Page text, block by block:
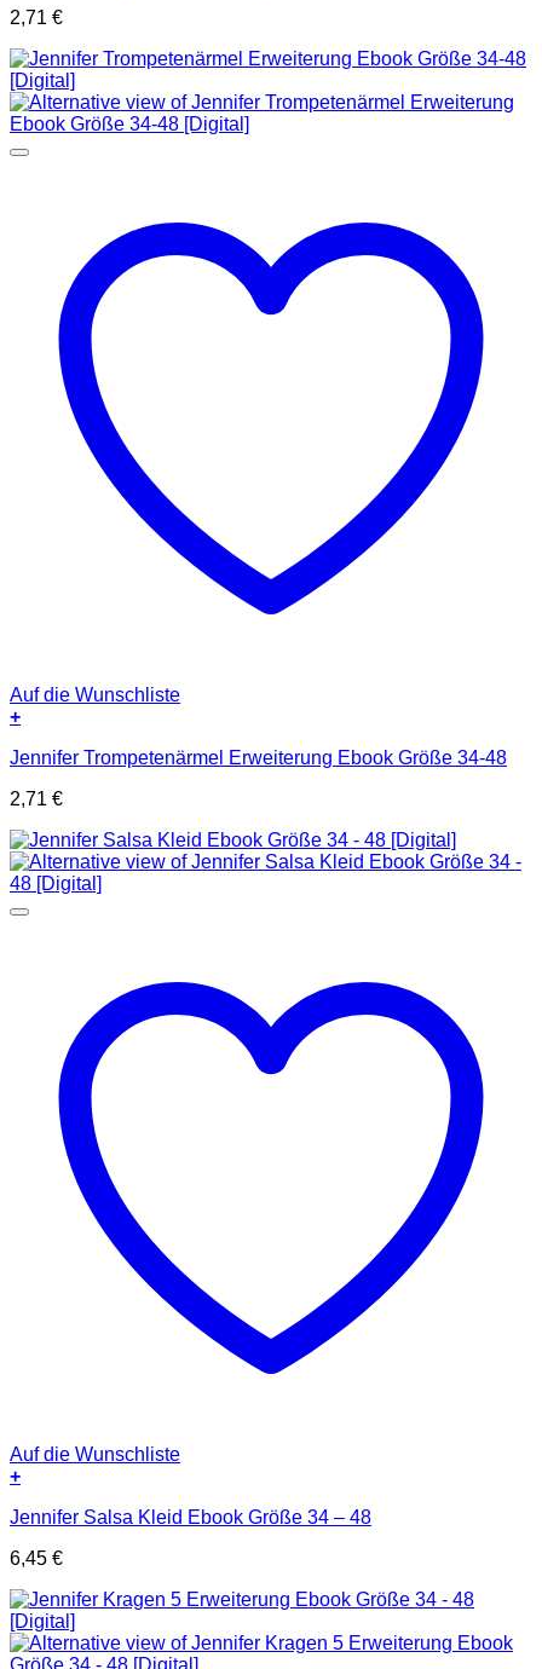
2,71 €
Auf die Wunschliste
+
Jennifer Trompetenärmel Erweiterung Ebook Größe 34-48
2,71 €
Auf die Wunschliste
+
Jennifer Salsa Kleid Ebook Größe 34 – 48
6,45 €